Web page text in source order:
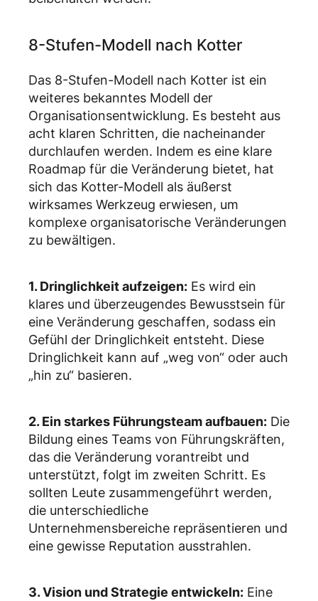
8-Stufen-Modell nach Kotter
Das 8-Stufen-Modell nach Kotter ist ein
weiteres bekanntes Modell der
Organisationsentwicklung. Es besteht aus
acht klaren Schritten, die nacheinander
durchlaufen werden. Indem es eine klare
Roadmap für die Veränderung bietet, hat
sich das Kotter-Modell als äußerst
wirksames Werkzeug erwiesen, um
komplexe organisatorische Veränderungen
zu bewältigen.
1. Dringlichkeit aufzeigen: Es wird ein
klares und überzeugendes Bewusstsein für
eine Veränderung geschaffen, sodass ein
Gefühl der Dringlichkeit entsteht. Diese
Dringlichkeit kann auf „weg von“ oder auch
„hin zu“ basieren.
2. Ein starkes Führungsteam aufbauen: Die
Bildung eines Teams von Führungskräften,
das die Veränderung vorantreibt und
unterstützt, folgt im zweiten Schritt. Es
sollten Leute zusammengeführt werden,
die unterschiedliche
Unternehmensbereiche repräsentieren und
eine gewisse Reputation ausstrahlen.
3. Vision und Strategie entwickeln: Eine